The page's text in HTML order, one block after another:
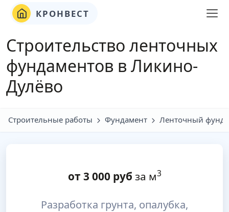
КРОНВЕСТ
Строительство ленточных
фундаментов в Ликино-
Дулёво
Строительные работы Фундамент Ленточный
от 3 000руб за м3
Разработка грунта, опалубка,